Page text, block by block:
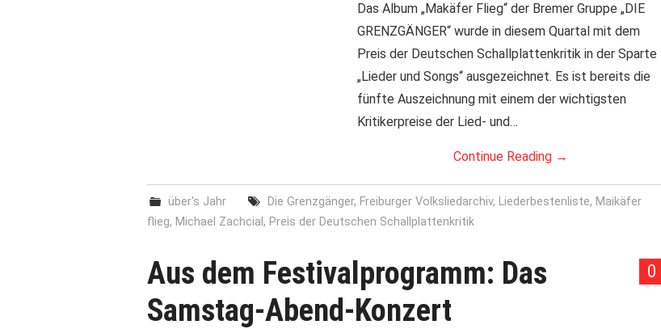
Das Album „Makäfer Flieg“ der Bremer Gruppe „DIE
GRENZGÄNGER“ wurde in diesem Quartal mit dem
Preis der Deutschen Schallplattenkritik in der Sparte
„Lieder und Songs“ ausgezeichnet. Es ist bereits die
fünfte Auszeichnung mit einem der wichtigsten
Kritikerpreise der Lied- und…
Continue Reading →
über's Jahr Die Grenzgänger, Freiburger Volksliedarchiv, Liederbestenliste, Maikäfer
flieg, Michael Zachcial , Preis der Deutschen Schallplattenkritik
0
Aus dem Festivalprogramm: Das
Samstag-Abend-Konzert